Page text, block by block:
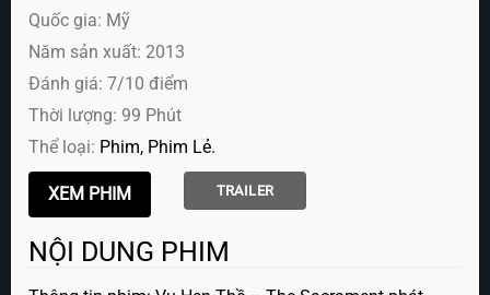
Quốc gia: Mỹ
Năm sản xuất: 2013
Đánh giá: 7/10 điểm
Thời lượng: 99 Phút
Thể loại: Phim Phim Lẻ
TRAILER
NỘI DUNG PHIM